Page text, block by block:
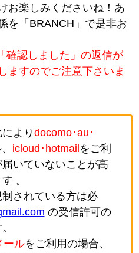
お楽しみくださいね！あ
を「BRANCH」で是非お
確認しました」の返信が
ますのでご注意下さいま
より docomo･au･
icloud･hotmail をご利
いていないことが高
。
されている方は必
の受信許可の
ールをご利用の場合、